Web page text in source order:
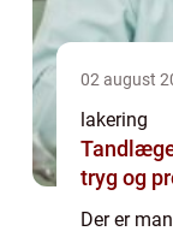
02 august
lakering
Tandlæge vanløse
tryg og
Der er